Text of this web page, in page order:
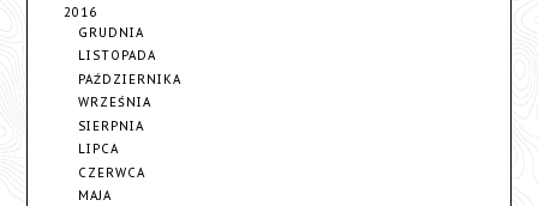
2016
GRUDNIA
LISTOPADA
PAŹDZIERNIKA
WRZEŚNIA
SIERPNIA
LIPCA
CZERWCA
MAJA